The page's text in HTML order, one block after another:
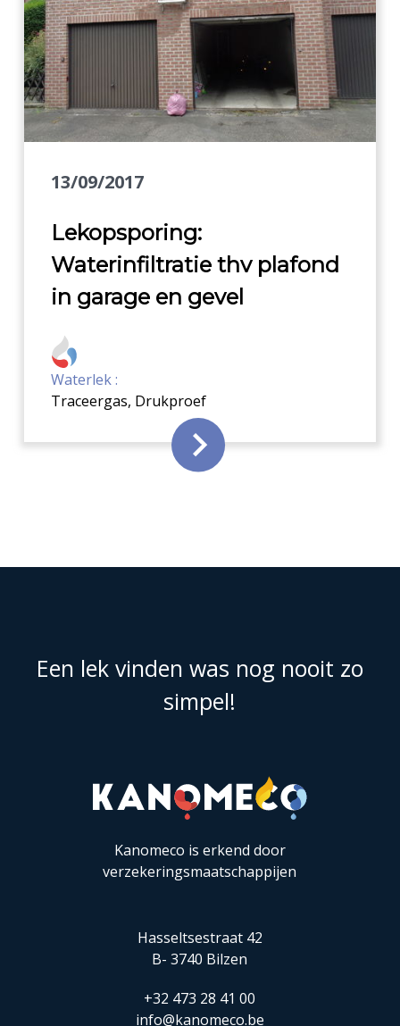
13/09/2017
Lekopsporing:
Waterinfiltratie thv plafond
in garage en gevel
Waterlek :
Traceergas, Drukproef
Een lek vinden was nog nooit zo
simpel!
Kanomeco is erkend door
verzekeringsmaatschappijen
Hasseltsestraat 42
B- 3740 Bilzen
+32 473 28 41 00
info@kanomeco.be